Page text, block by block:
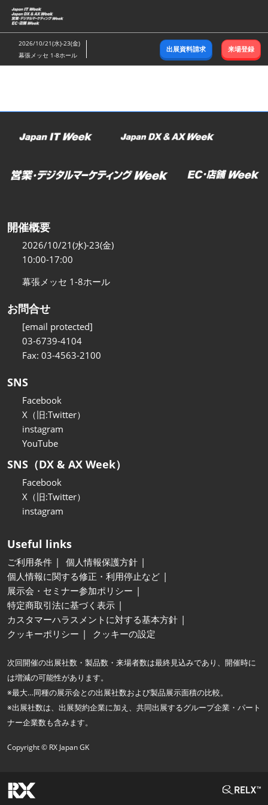
ス
キ
ッ
し
む
2026/10/21(水)-23(金)
幕張メッセ 1-8ホール
出展資料請求 来場登録
開催概要
2026/10/21(水)-23(金)
10:00-17:00
幕張メッセ 1-8ホール
お問合せ
[email protected]
03-6739-4104
Fax: 03-4563-2100
SNS
Facebook
X（旧:Twitter）
instagram
YouTube
SNS（DX & AX Week）
Facebook
X（旧:Twitter）
instagram
Useful links
ご利用条件
個人情報保護方針
個人情報に関する修正・利用停止など
展示会・セミナー参加ポリシー
特定商取引法に基づく表示
カスタマーハラスメントに対する基本方針
クッキーポリシー
クッキーの設定
次回開催の出展社数・製品数・来場者数は最終見込みであり、開催時に
は増減の可能性があります。
※最大…同種の展示会との出展社数および製品展示面積の比較。
※出展社数は、出展契約企業に加え、共同出展するグループ企業・パート
ナー企業数も含みます。
Copyright © RX Japan GK